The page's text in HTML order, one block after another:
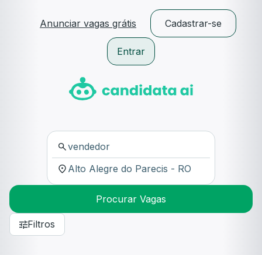
Anunciar vagas grátis Cadastrar-se
Entrar
Procurar Vagas
Filtros